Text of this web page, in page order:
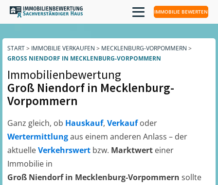
IMMOBILIE BEWERTEN
START> IMMOBILIE VERKAUFEN > MECKLENBURG-VORPOMMERN >
GROSS NIENDORF IN MECKLENBURG-VORPOMMERN
Immobilienbewertung
Groß Niendorf in Mecklenburg-
Vorpommern
Ganz gleich, ob Hauskauf, Verkaufoder
Wertermittlungaus einem anderen Anlass – der
aktuelleVerkehrswert bzw. Marktwert einer
Immobilie in
Groß Niendorf in Mecklenburg-Vorpommern sollte